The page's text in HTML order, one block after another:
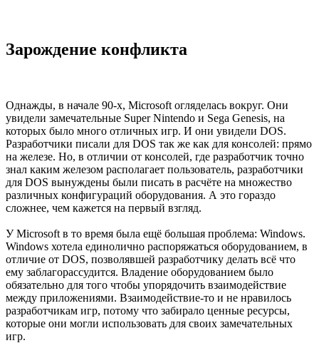
Зарождение конфликта
Однажды, в начале 90-х, Microsoft огляделась вокруг. Они
увидели замечательные Super Nintendo и Sega Genesis, на
которых было много отличных игр. И они увидели DOS.
Разработчики писали для DOS так же как для консолей: прямо
на железе. Но, в отличии от консолей, где разработчик точно
знал каким железом располагает пользователь, разработчики
для DOS вынуждены были писать в расчёте на множество
различных конфигураций оборудования. А это гораздо
сложнее, чем кажется на первый взгляд.
У Microsoft в то время была ещё большая проблема: Windows.
Windows хотела единолично распоряжаться оборудованием, в
отличие от DOS, позволявшей разработчику делать всё что
ему заблагорассудится. Владение оборудованием было
обязательно для того чтобы упорядочить взаимодействие
между приложениями. Взаимодействие-то и не нравилось
разработчикам игр, потому что забирало ценные ресурсы,
которые они могли использовать для своих замечательных
игр.